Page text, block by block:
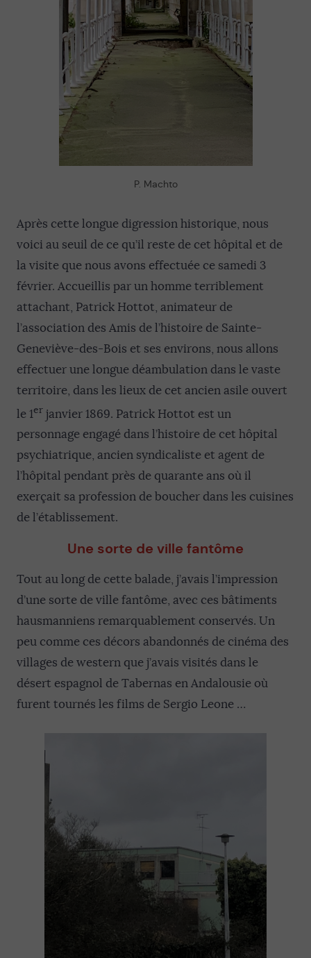
P. Machto
Après cette longue digression historique, nous
voici au seuil de ce qu’il reste de cet hôpital et de
la visite que nous avons effectuée ce samedi 3
février. Accueillis par un homme terriblement
attachant, Patrick Hottot, animateur de
l’association des Amis de l’histoire de Sainte-
Geneviève-des-Bois et ses environs, nous allons
effectuer une longue déambulation dans le vaste
territoire, dans les lieux de cet ancien asile ouvert
le 1er janvier 1869. Patrick Hottot est un
personnage engagé dans l’histoire de cet hôpital
psychiatrique, ancien syndicaliste et agent de
l’hôpital pendant près de quarante ans où il
exerçait sa profession de boucher dans les cuisines
de l’établissement.
Une sorte de ville fantôme
Tout au long de cette balade, j’avais l’impression
d’une sorte de ville fantôme, avec ces bâtiments
hausmanniens remarquablement conservés. Un
peu comme ces décors abandonnés de cinéma des
villages de western que j’avais visités dans le
désert espagnol de Tabernas en Andalousie où
furent tournés les films de Sergio Leone …